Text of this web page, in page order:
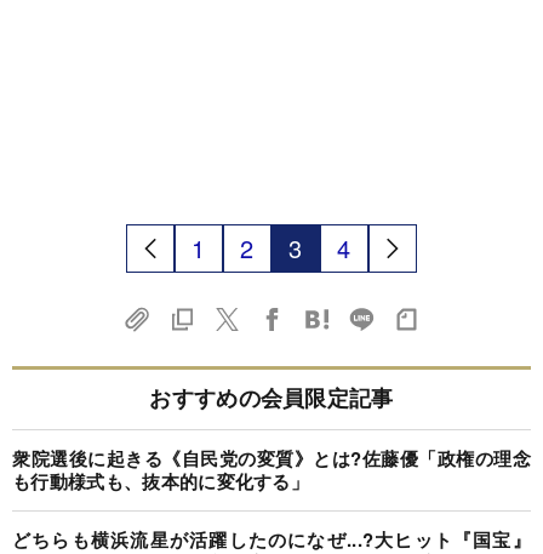
1 2 3 4
おすすめの会員限定記事
衆院選後に起きる《自民党の変質》とは?佐藤優「政権の理念
も行動様式も、抜本的に変化する」
どちらも横浜流星が活躍したのになぜ...?大ヒット『国宝』